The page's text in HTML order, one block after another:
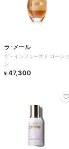
ラ･メール
ザ・インフューズド ローショ
ン
¥ 47,300